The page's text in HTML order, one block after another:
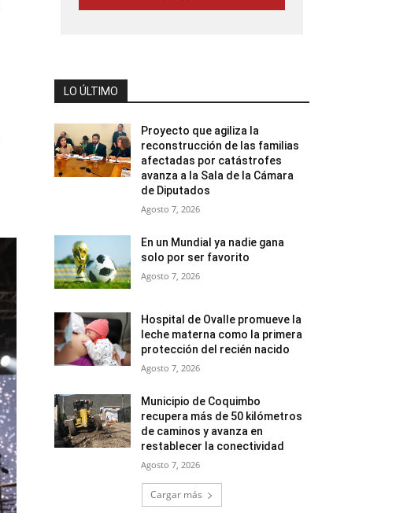
LO ÚLTIMO
Proyecto que agiliza la
reconstrucción de las familias
afectadas por catástrofes
avanza a la Sala de la Cámara
de Diputados
Agosto 7, 2026
En un Mundial ya nadie gana
solo por ser favorito
Agosto 7, 2026
Hospital de Ovalle promueve la
leche materna como la primera
protección del recién nacido
Agosto 7, 2026
Municipio de Coquimbo
recupera más de 50 kilómetros
de caminos y avanza en
restablecer la conectividad
Agosto 7, 2026
Cargar más